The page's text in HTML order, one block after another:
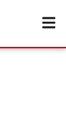
Open